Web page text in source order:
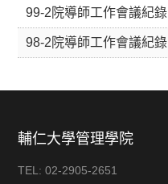
99-2院導師工作會議紀錄
98-2院導師工作會議紀錄
輔仁大學管理學院
TEL:02-2905-2651